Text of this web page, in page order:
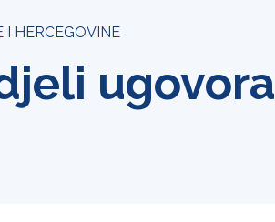
I HERCEGOVINE
ugovora